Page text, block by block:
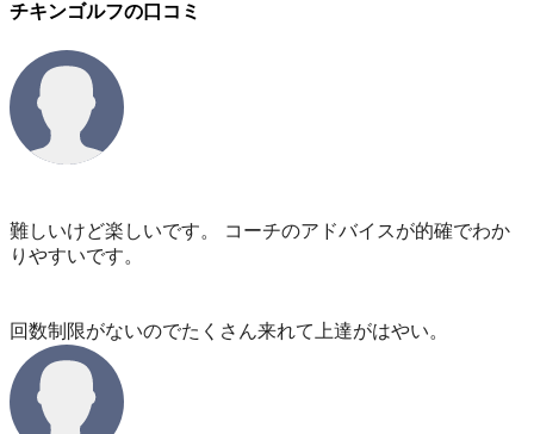
チキンゴルフの口コミ
難しいけど楽しいです。 コーチのアドバイスが的確でわか
りやすいです。
回数制限がないのでたくさん来れて上達がはやい。